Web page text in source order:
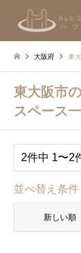
大阪府 東
東大阪市
スペース
2件中 1〜2
並べ替え条件
新しい順